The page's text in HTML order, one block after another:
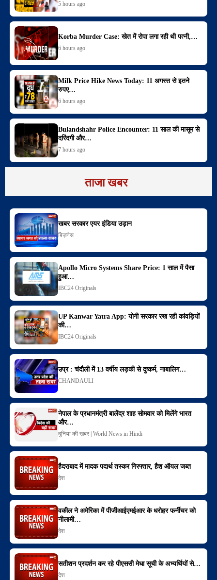
5 hours ago
Korba Murder Case: खेत में रोपा लगा रही थी पत्नी,…
6 hours ago
Milk Price Hike News Today: 11 अगस्त से इतने
रुपए…
6 hours ago
Bulandshahr Police Encounter: 11 साल की मासूम से
दरिंदगी और…
7 hours ago
ताजा खबर
खबर सरकार एयर इंडिया उड़ान
बिज़नेस
Apollo Micro Systems Share Price: 1 साल में पैसा
हुआ…
IBC24 Originals
UP Kanwar Yatra App: योगी सरकार रख रही कांवड़ियों
की…
IBC24 Originals
उप्र : चंदौली में 13 वर्षीय लड़की से दुष्कर्म, नाबालिग…
CHANDAULI
नेपाल के प्रधानमंत्री बालेंद्र शाह सोमवार को मिलेंगे भारत
और…
दुनिया की खबर | World News in Hindi
हैदराबाद में मादक पदार्थ तस्कर गिरफ्तार, हैश ऑयल जब्त
देश
वकील ने अमेरिका में पीजीआईएमईआर के धरोहर फर्नीचर को
नीलामी…
देश
सतीशन प्रदर्शन कर रहे पीएससी मेधा सूची के अभ्यर्थियों से…
देश